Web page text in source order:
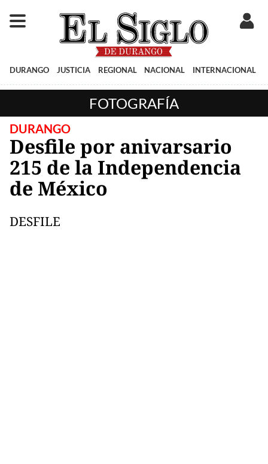
DURANGO JUSTICIA REGIONAL NACIONAL INTERNACIONAL
FOTOGRAFÍA
DURANGO
Desfile por anivarsario
215 de la Independencia
de México
DESFILE